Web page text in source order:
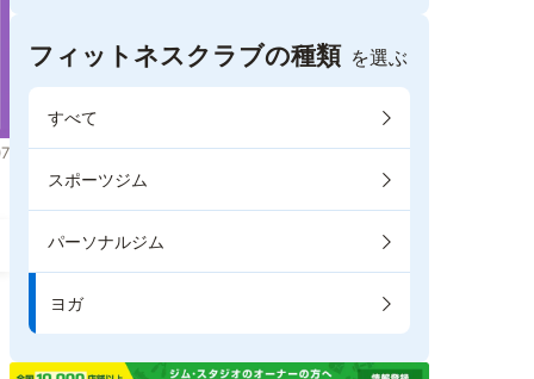
フィットネスクラブの種類 を選ぶ
すべて
スポーツジム
パーソナルジム
ヨガ